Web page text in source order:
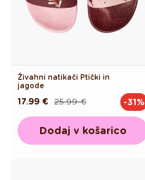
Živahni natikači Ptički in
jagode
Redna
25.99 €
Akcijska
17.99 € -31%
Dodaj v košarico